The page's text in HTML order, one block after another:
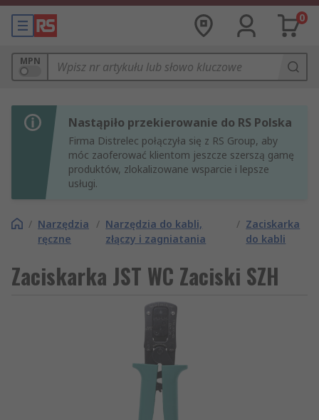
0
MPN
Nastąpiło przekierowanie do RS Polska
Firma Distrelec połączyła się z RS Group, aby
móc zaoferować klientom jeszcze szerszą gamę
produktów, zlokalizowane wsparcie i lepsze
usługi.
/ Narzędzia
ręczne
/ Narzędzia do kabli,
złączy i zagniatania
/ Zaciskarka
do kabli
Zaciskarka JST WC Zaciski SZH